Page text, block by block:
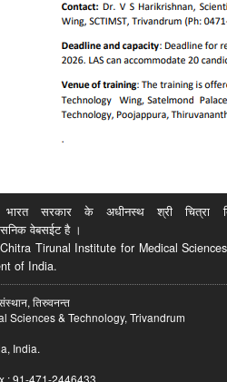
भारत सरकार के अधीनस्थ श्री चित्रा
वेबसईट है ।
Tirunal Institute for Medical
of India.
संस्थान, तिरुवनन्त
Sciences & Technology, Trivandrum
India.
: 91-471-2446433